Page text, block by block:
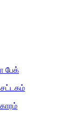
பேக்
சட்டகம்